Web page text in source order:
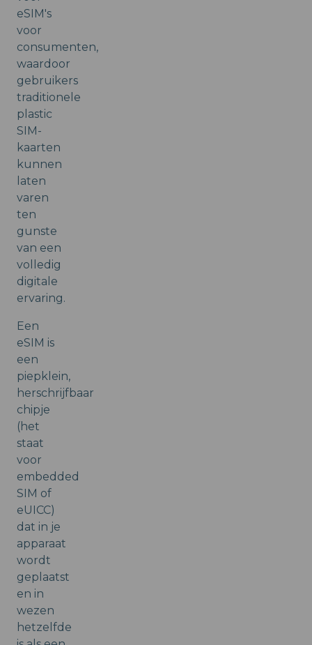
eSIM's
voor
consumenten,
waardoor
gebruikers
traditionele
plastic
SIM-
kaarten
kunnen
laten
varen
ten
gunste
van een
volledig
digitale
ervaring.
Een
eSIM is
een
piepklein,
herschrijfbaar
chipje
(het
staat
voor
embedded
SIM of
eUICC)
dat in je
apparaat
wordt
geplaatst
en in
wezen
hetzelfde